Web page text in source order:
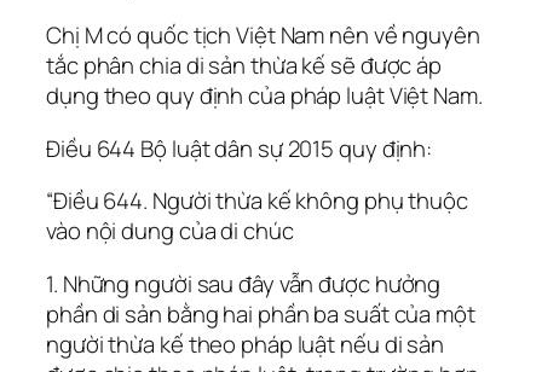
Chị M có quốc tịch Việt Nam nên về nguyên
tắc phân chia di sản thừa kế sẽ được áp
dụng theo quy định của pháp luật Việt Nam.
Điều 644 Bộ luật dân sự 2015 quy định:
“Điều 644. Người thừa kế không phụ thuộc
vào nội dung của di chúc
1. Những người sau đây vẫn được hưởng
phần di sản bằng hai phần ba suất của một
người thừa kế theo pháp luật nếu di sản